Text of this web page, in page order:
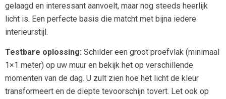
gelaagd en interessant aanvoelt, maar nog steeds heerlijk
licht is. Een perfecte basis die matcht met bijna iedere
interieurstijl.
Testbare oplossing: Schilder een groot proefvlak (minimaal
1×1 meter) op uw muur en bekijk het op verschillende
momenten van de dag. U zult zien hoe het licht de kleur
transformeert en de diepte tevoorschijn tovert. Let ook op